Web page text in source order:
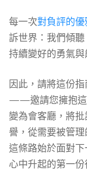
每一次對負評的優
訴世界：我們傾
持續變好的勇氣
因此，請將這份
——邀請您擁抱這
變為會客廳，將
譽，從需要被管
這條路始於面對
心中升起的第一份